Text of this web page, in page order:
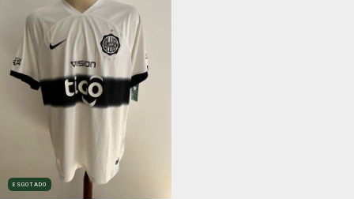
ESGOTADO